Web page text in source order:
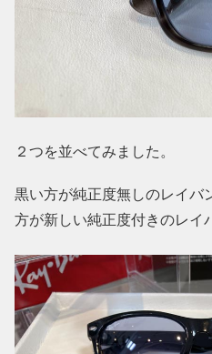
２つを並べてみました。
黒い方が純正度無しのレイバ
方が新しい純正度付きのレイ